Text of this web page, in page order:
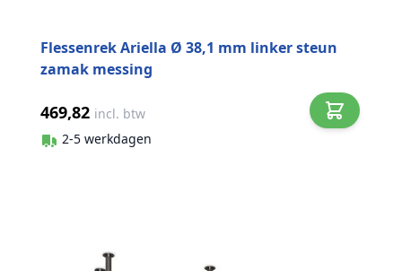
Flessenrek Ariella Ø 38,1 mm linker steun
zamak messing
469,82 incl. btw
2-5 werkdagen